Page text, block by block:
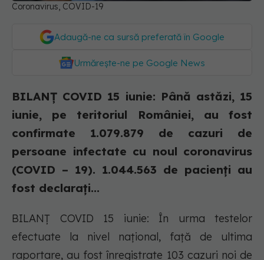
Coronavirus, COVID-19
Adaugă-ne ca sursă preferată în Google
Urmărește-ne pe Google News
BILANȚ COVID 15 iunie: Până astăzi, 15
iunie, pe teritoriul României, au fost
confirmate 1.079.879 de cazuri de
persoane infectate cu noul coronavirus
(COVID – 19). 1.044.563 de pacienți au
fost declarați...
BILANȚ COVID 15 iunie: În urma testelor
efectuate la nivel național, față de ultima
raportare, au fost înregistrate 103 cazuri noi de